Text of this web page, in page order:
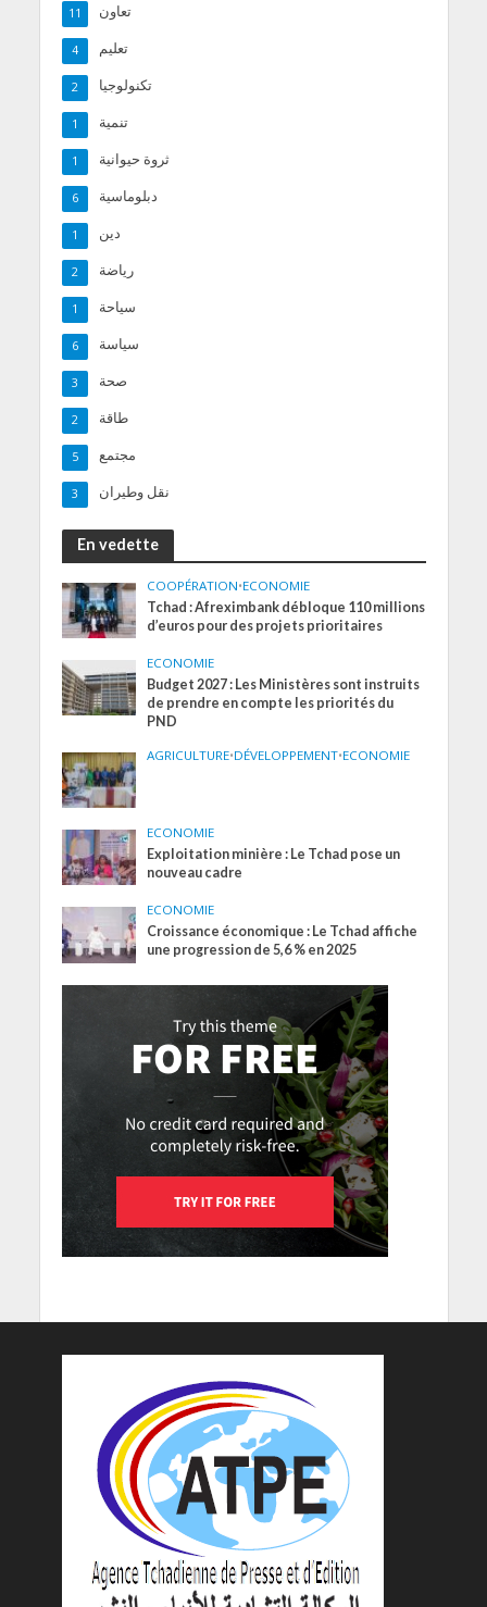
تعاون 11
تعليم 4
تكنولوجيا 2
تنمية 1
ثروة حيوانية 1
دبلوماسية 6
دين 1
رياضة 2
سياحة 1
سياسة 6
صحة 3
طاقة 2
مجتمع 5
نقل وطيران 3
En vedette
COOPÉRATION•ECONOMIE
Tchad : Afreximbank débloque 110 millions
d’euros pour des projets prioritaires
ECONOMIE
Budget 2027 : Les Ministères sont instruits
de prendre en compte les priorités du
PND
AGRICULTURE•DÉVELOPPEMENT•ECONOMIE
ECONOMIE
Exploitation minière : Le Tchad pose un
nouveau cadre
ECONOMIE
Croissance économique : Le Tchad affiche
une progression de 5,6 % en 2025